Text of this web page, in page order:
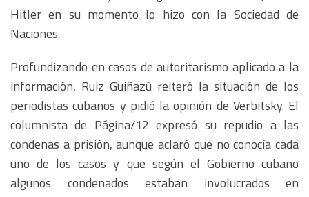
Hitler en su momento lo hizo con la Sociedad de
Naciones.
Profundizando en casos de autoritarismo aplicado a la
información, Ruiz Guiñazú reiteró la situación de los
periodistas cubanos y pidió la opinión de Verbitsky. El
columnista de Página/12 expresó su repudio a las
condenas a prisión, aunque aclaró que no conocía cada
uno de los casos y que según el Gobierno cubano
algunos condenados estaban involucrados en